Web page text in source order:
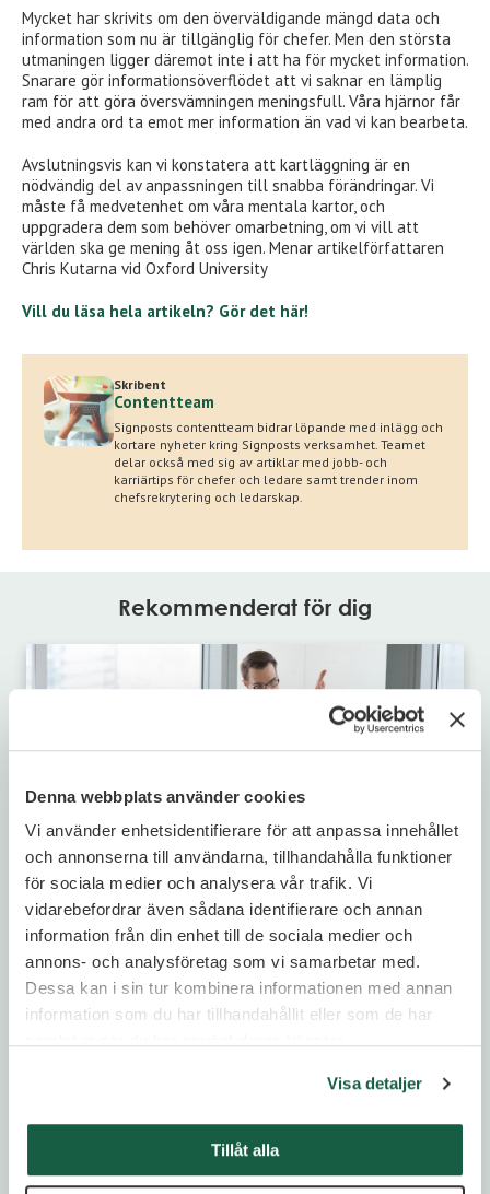
Denna webbplats använder cookies
Vi använder enhetsidentifierare för att anpassa innehållet
och annonserna till användarna, tillhandahålla funktioner
för sociala medier och analysera vår trafik. Vi
vidarebefordrar även sådana identifierare och annan
information från din enhet till de sociala medier och
annons- och analysföretag som vi samarbetar med.
Dessa kan i sin tur kombinera informationen med annan
information som du har tillhandahållit eller som de har
Visa detaljer
Tillåt alla
Mycket har skrivits om den överväldigande mängd data och
information som nu är tillgänglig för chefer. Men den största
utmaningen ligger däremot inte i att ha för mycket information.
Snarare gör informationsöverflödet att vi saknar en lämplig
ram för att göra översvämningen meningsfull. Våra hjärnor får
med andra ord ta emot mer information än vad vi kan bearbeta.
Avslutningsvis kan vi konstatera att kartläggning är en
nödvändig del av anpassningen till snabba förändringar. Vi
måste få medvetenhet om våra mentala kartor, och
uppgradera dem som behöver omarbetning, om vi vill att
världen ska ge mening åt oss igen. Menar artikelförfattaren
Chris Kutarna vid Oxford University
Vill du läsa hela artikeln? Gör det här!
Skribent
Contentteam
Signposts contentteam bidrar löpande med inlägg och
kortare nyheter kring Signposts verksamhet. Teamet
delar också med sig av artiklar med jobb- och
karriärtips för chefer och ledare samt trender inom
chefsrekrytering och ledarskap.
Rekommenderat för dig
Dåligt ledarskap på C-nivå kostar mer än du
tror
Ledarskap,Rekrytering